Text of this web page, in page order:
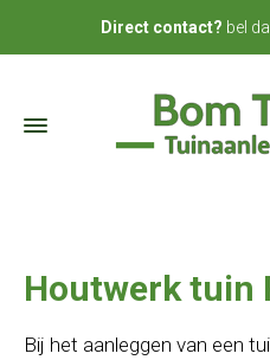
Direct contact? bel
Houtwerk tuin
Bij het aanleggen van een